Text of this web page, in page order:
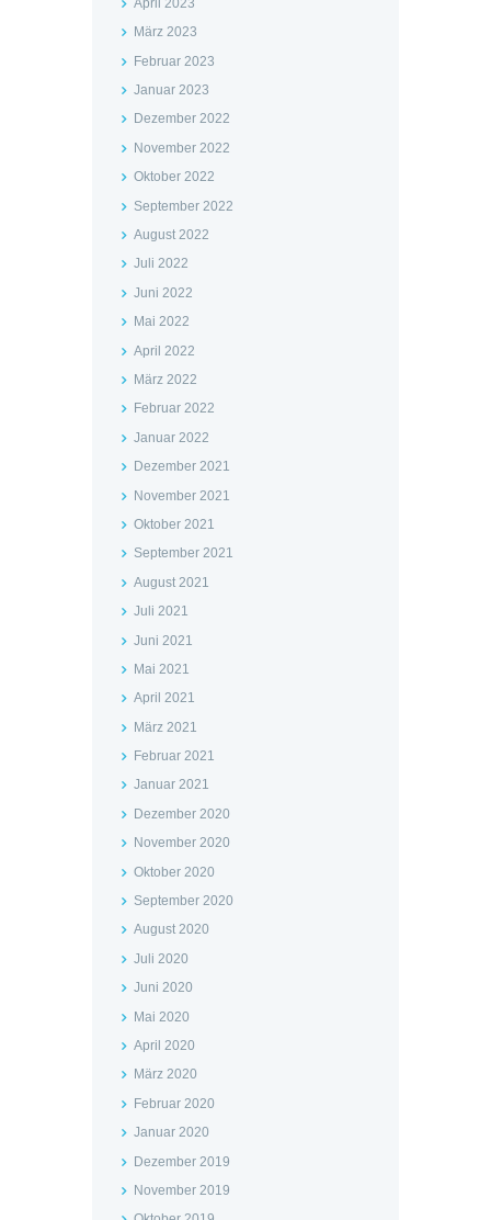
April 2023
März 2023
Februar 2023
Januar 2023
Dezember 2022
November 2022
Oktober 2022
September 2022
August 2022
Juli 2022
Juni 2022
Mai 2022
April 2022
März 2022
Februar 2022
Januar 2022
Dezember 2021
November 2021
Oktober 2021
September 2021
August 2021
Juli 2021
Juni 2021
Mai 2021
April 2021
März 2021
Februar 2021
Januar 2021
Dezember 2020
November 2020
Oktober 2020
September 2020
August 2020
Juli 2020
Juni 2020
Mai 2020
April 2020
März 2020
Februar 2020
Januar 2020
Dezember 2019
November 2019